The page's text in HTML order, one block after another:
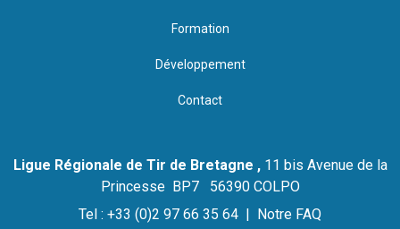
Formation
Développement
Contact
Ligue Régionale de Tir de Bretagne ,11 bis Avenue de la
Princesse BP7 56390 COLPO
Tel : +33 (0)2 97 66 35 64 | Notre FAQ